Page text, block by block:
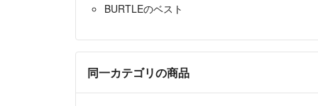
BURTLEのベスト
同一カテゴリの商品